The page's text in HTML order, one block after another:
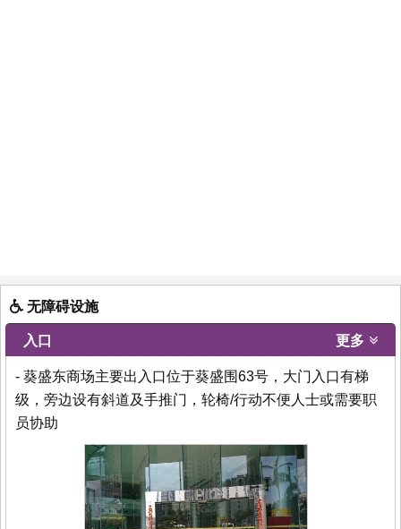
无障碍设施
入口 更多
- 葵盛东商场主要出入口位于葵盛围63号，大门入口有梯
级，旁边设有斜道及手推门，轮椅/行动不便人士或需要职
员协助